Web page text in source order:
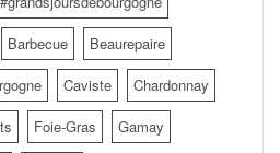
Barbecue
Beaurepaire
Caviste
Chardonnay
Foie-Gras
Gamay